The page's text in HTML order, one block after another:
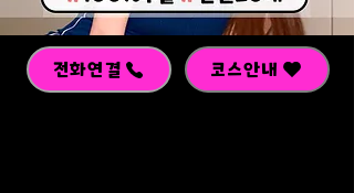
전화연결 코스안내